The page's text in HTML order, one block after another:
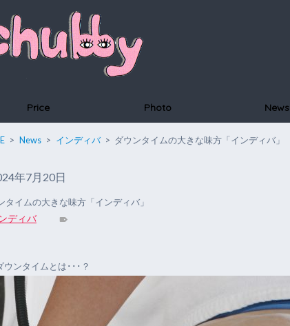
Price Photo News
News インディバ ダウンタイムの大きな味方「インディバ」
年7月20日
タイムの大きな味方「インディバ」
ディバ
ウンタイムとは･･･？